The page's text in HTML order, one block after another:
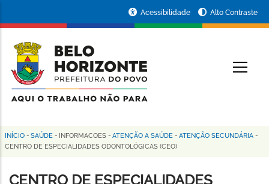
conteúdo
principal
da
Prefeitura
de
Horizonte
Acessibilidade Alto Contraste
Trilha
INÍCIO - SAÚDE - INFORMACOES - ATENÇÃO A SAÚDE - ATENÇÃO SECUNDÁRIA -
CENTRO DE ESPECIALIDADES ODONTOLÓGICAS (CEO)
CENTRO DE ESPECIALIDADES